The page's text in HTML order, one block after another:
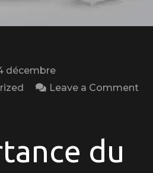
décembre
Leave a Comment
du